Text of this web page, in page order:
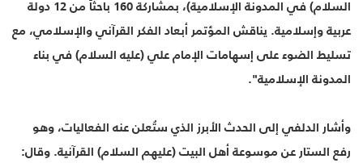
السلام) في المدونة الإسلامية)، بمشاركة 160 باحثاً من 12 دولة
عربية وإسلامية. يناقش المؤتمر أبعاد الفكر القرآني والإسلامي، مع
تسليط الضوء على إسهامات الإمام علي (عليه السلام) في بناء
المدونة الإسلامية".
وأشار الدلفي إلى الحدث الأبرز الذي ستُعلن عنه الفعاليات، وهو
رفع الستار عن موسوعة أهل البيت (عليهم السلام) القرآنية. وقال: